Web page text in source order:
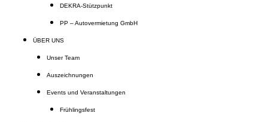
DEKRA-Stützpunkt
PP – Autovermietung GmbH
ÜBER UNS
Unser Team
Auszeichnungen
Events und Veranstaltungen
Frühlingsfest